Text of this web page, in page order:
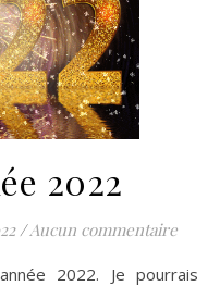
2022
/Aucun commentaire